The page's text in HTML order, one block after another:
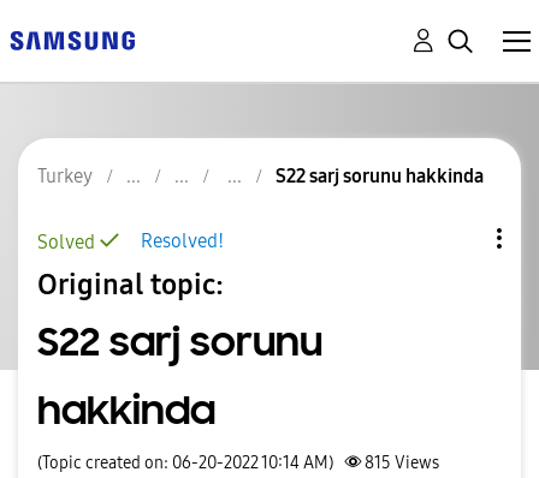
Turkey S22 sarj sorunu hakkinda
Resolved!
Solved
Original topic:
S22 sarj sorunu
hakkinda
(Topic created on: 06-20-2022 10:14 AM) 815 Views